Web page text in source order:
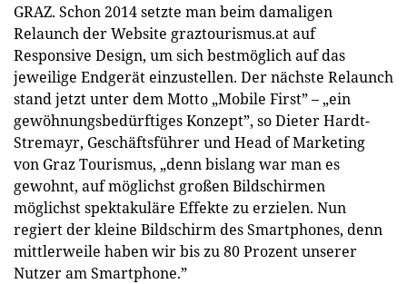
GRAZ. Schon 2014 setzte man beim damaligen
Relaunch der Website graztourismus.at auf
Responsive Design, um sich bestmöglich auf das
jeweilige Endgerät einzustellen. Der nächste Relaunch
stand jetzt unter dem Motto „Mobile First” – „ein
gewöhnungsbedürftiges Konzept”, so Dieter Hardt-
Stremayr, Geschäftsführer und Head of Marketing
von Graz Tourismus, „denn bislang war man es
gewohnt, auf möglichst großen Bildschirmen
möglichst spektakuläre Effekte zu erzielen. Nun
regiert der kleine Bildschirm des Smartphones, denn
mittlerweile haben wir bis zu 80 Prozent unserer
Nutzer am Smartphone.”